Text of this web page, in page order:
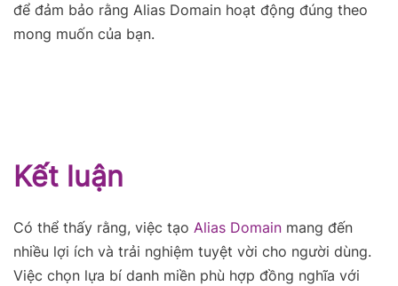
để đảm bảo rằng Alias Domain hoạt động đúng theo
mong muốn của bạn.
Kết luận
Có thể thấy rằng, việc tạo Alias Domain mang đến
nhiều lợi ích và trải nghiệm tuyệt vời cho người dùng.
Việc chọn lựa bí danh miền phù hợp đồng nghĩa với